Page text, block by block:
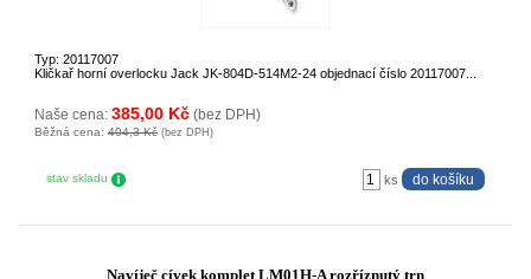
Typ: 20117007
Kličkař horní overlocku Jack JK-804D-514M2-24 objednací číslo 20117007...
Naše cena: 385,00 Kč (bez DPH)
Běžná cena: 404,3 Kč (bez DPH)
stav skladu ks
Navíječ cívek komplet LM01H-A rozříznutý trn